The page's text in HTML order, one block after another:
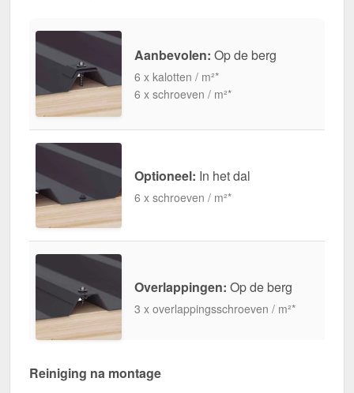
Aanbevolen: Op de berg
6 x kalotten / m²*
6 x schroeven / m²*
Optioneel: In het dal
6 x schroeven / m²*
Overlappingen: Op de berg
3 x overlappingsschroeven / m²*
Reiniging na montage